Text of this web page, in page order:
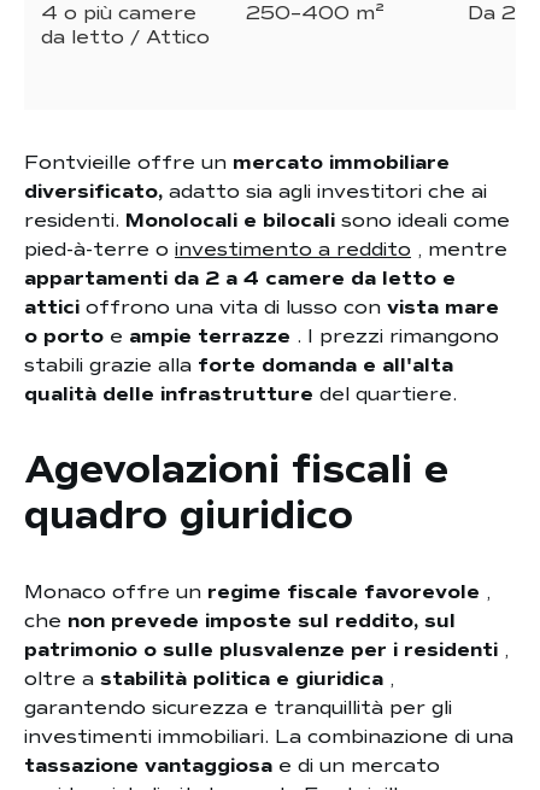
4 o più camere
da letto / Attico
250–400 m² Da
Fontvieille offre un mercato immobiliare
diversificato, adatto sia agli investitori che ai
residenti. Monolocali e bilocali sono ideali come
pied-à-terre o investimento a reddito , mentre
appartamenti da 2 a 4 camere da letto e
attici offrono una vita di lusso con vista mare
o porto e ampie terrazze . I prezzi rimangono
stabili grazie alla forte domanda e all'alta
qualità delle infrastrutture del quartiere.
Agevolazioni fiscali e
quadro giuridico
Monaco offre un regime fiscale favorevole ,
che non prevede imposte sul reddito, sul
patrimonio o sulle plusvalenze per i residenti ,
oltre a stabilità politica e giuridica ,
garantendo sicurezza e tranquillità per gli
investimenti immobiliari. La combinazione di una
tassazione vantaggiosa e di un mercato